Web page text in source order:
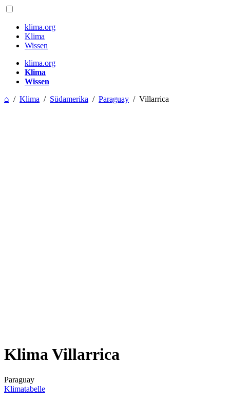
klima.org
Klima
Wissen
klima.org
Klima
Wissen
⌂ / Klima / Südamerika / Paraguay / Villarrica
Klima Villarrica
Paraguay
Klimatabelle